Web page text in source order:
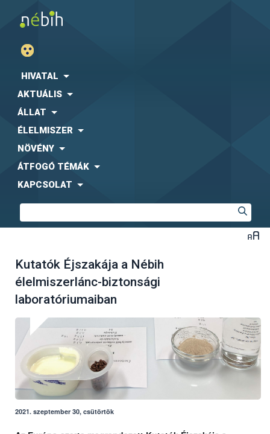
HIVATAL
AKTUÁLIS
ÁLLAT
ÉLELMISZER
NÖVÉNY
ÁTFOGÓ TÉMÁK
KAPCSOLAT
Kutatók Éjszakája a Nébih
élelmiszerlánc-biztonsági
laboratóriumaiban
2021. szeptember 30, csütörtök